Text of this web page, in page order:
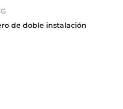
de doble instalación